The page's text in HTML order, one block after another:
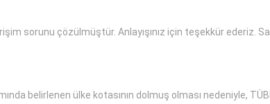
sorunu çözülmüştür. Anlayışınız için teşekkür ederiz.
belirlenen ülke kotasının dolmuş olması nedeniyle,